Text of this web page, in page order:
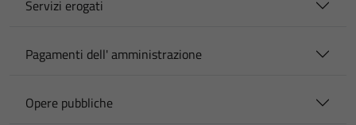
Servizi erogati
Pagamenti dell' amministrazione
Opere pubbliche